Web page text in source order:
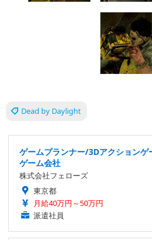
Dead by Daylight
ゲームプランナー/3Dアクション
ゲーム会社
株式会社フェローズ
東京都
月給40万円～50万円
派遣社員